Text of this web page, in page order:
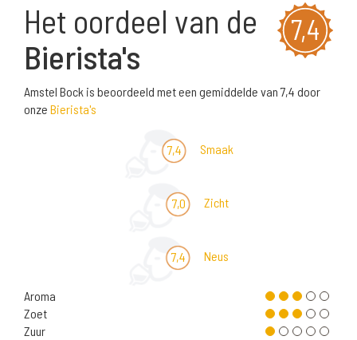
7,4
Het oordeel van de
Bierista's
Amstel Bock is beoordeeld met een gemiddelde van 7,4 door
onze Bierista's
7,4 Smaak
7,0 Zicht
7,4 Neus
Aroma
Zoet
Zuur